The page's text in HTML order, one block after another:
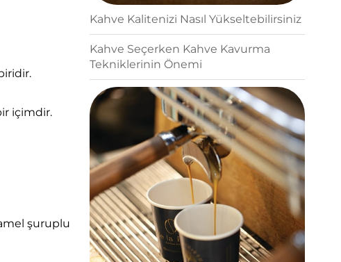
içimdir.
şuruplu
Kahve Kalitenizi Nasıl Yükseltebilirsiniz
Kahve Seçerken Kahve Kavurma
Tekniklerinin Önemi